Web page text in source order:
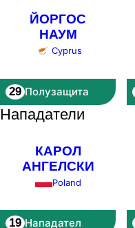
ЙОРГОС
НАУМ
Cyprus
29 Полузащита
Нападатели
КАРОЛ
АНГЕЛСКИ
Poland
19 Нападател